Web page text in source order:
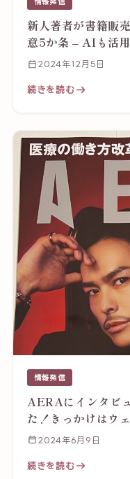
新人著者が書籍販
意5か条 – AIも活
2024年12月5日
続きを読む
情報発信
AERAにインタビ
た！きっかけはウ
2024年6月9日
続きを読む